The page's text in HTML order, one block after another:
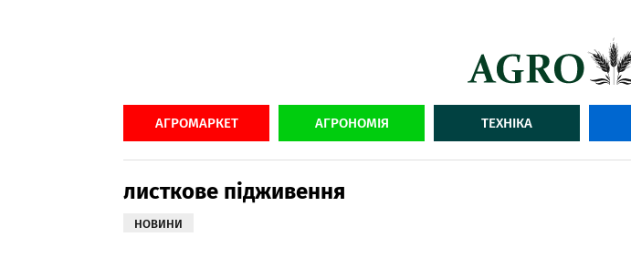
АГРОМАРКЕТ АГРОНОМІЯ ТЕХНІКА
листкове підживення
НОВИНИ